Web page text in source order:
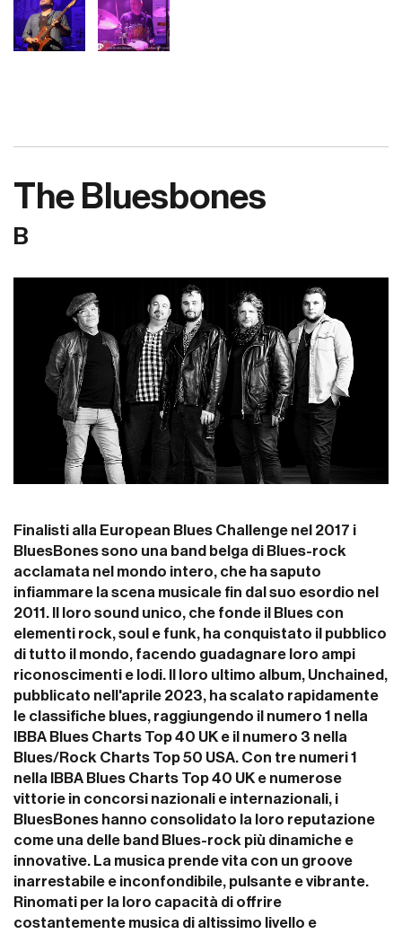
The Bluesbones
B
Finalisti alla European Blues Challenge nel 2017 i
BluesBones sono una band belga di Blues-rock
acclamata nel mondo intero, che ha saputo
infiammare la scena musicale fin dal suo esordio nel
2011. Il loro sound unico, che fonde il Blues con
elementi rock, soul e funk, ha conquistato il pubblico
di tutto il mondo, facendo guadagnare loro ampi
riconoscimenti e lodi. Il loro ultimo album, Unchained,
pubblicato nell'aprile 2023, ha scalato rapidamente
le classifiche blues, raggiungendo il numero 1 nella
IBBA Blues Charts Top 40 UK e il numero 3 nella
Blues/Rock Charts Top 50 USA. Con tre numeri 1
nella IBBA Blues Charts Top 40 UK e numerose
vittorie in concorsi nazionali e internazionali, i
BluesBones hanno consolidato la loro reputazione
come una delle band Blues-rock più dinamiche e
innovative. La musica prende vita con un groove
inarrestabile e inconfondibile, pulsante e vibrante.
Rinomati per la loro capacità di offrire
costantemente musica di altissimo livello e